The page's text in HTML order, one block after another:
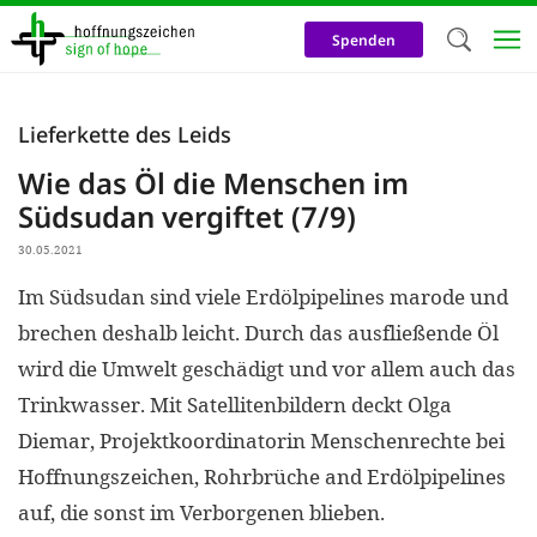
Direkt
zum
Inhalt
Spenden
Lieferkette des Leids
Wie das Öl die Menschen im
Südsudan vergiftet (7/9)
30.05.2021
Im Südsudan sind viele Erdölpipelines marode und
brechen deshalb leicht. Durch das ausfließende Öl
wird die Umwelt geschädigt und vor allem auch das
Trinkwasser. Mit Satellitenbildern deckt Olga
Diemar, Projektkoordinatorin Menschenrechte bei
Hoffnungszeichen, Rohrbrüche and Erdölpipelines
auf, die sonst im Verborgenen blieben.
nutzen
Cookies zu
helfen
Online-